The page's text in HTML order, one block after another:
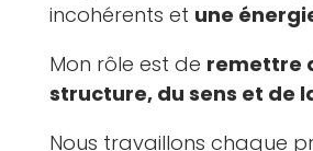
incohérents et une
Mon rôle est de remettre
structure, du sens et de
Nous travaillons chaque